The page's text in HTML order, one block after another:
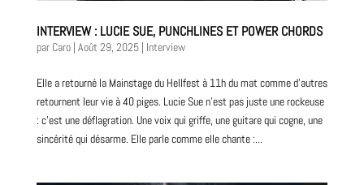
INTERVIEW : LUCIE SUE, PUNCHLINES ET POWER CHORDS
par Caro| Août 29, 2025| Interview
Elle a retourné la Mainstage du Hellfest à 11h du mat comme d’autres
retournent leur vie à 40 piges. Lucie Sue n’est pas juste une rockeuse
: c’est une déflagration. Une voix qui griffe, une guitare qui cogne, une
sincérité qui désarme. Elle parle comme elle chante :...